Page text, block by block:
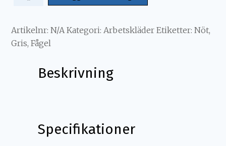
Artikelnr:N/A Kategori:Arbetskläder Etiketter:Nöt,
Gris,Fågel
Beskrivning
Kombinerat plagg med förkläde och ärmar i
Specifikationer